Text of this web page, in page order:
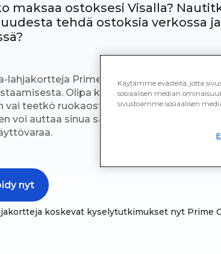
maksaa ostoksesi Visalla?
tehdä ostoksia verkossa ja
lahjakortteja Prime Opinionin avulla ja saa
Olipa kyse siitä, säästätkö
vai teetkö ruokaostokset Visalla, kyselyihin
voi auttaa sinua säästämään rahaa ja
nyt
koskevat kyselytutkimukset nyt Prime
Käytämme evästeitä, jotta
sosiaalisen median
sivustoamme sosiaalisen